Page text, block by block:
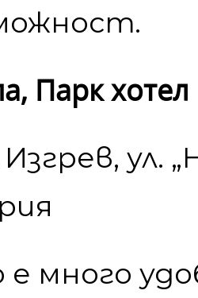
Парк
ул.
много